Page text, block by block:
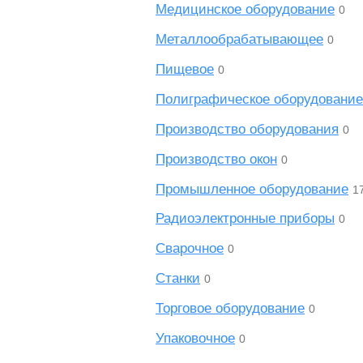
Медицинское оборудование 0
Металлообрабатывающее 0
Пищевое 0
Полиграфическое оборудование
Производство оборудования 0
Производство окон 0
Промышленное оборудование
Радиоэлектронные приборы 0
Сварочное 0
Станки 0
Торговое оборудование 0
Упаковочное 0